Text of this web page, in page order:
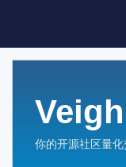
你的开源社区量